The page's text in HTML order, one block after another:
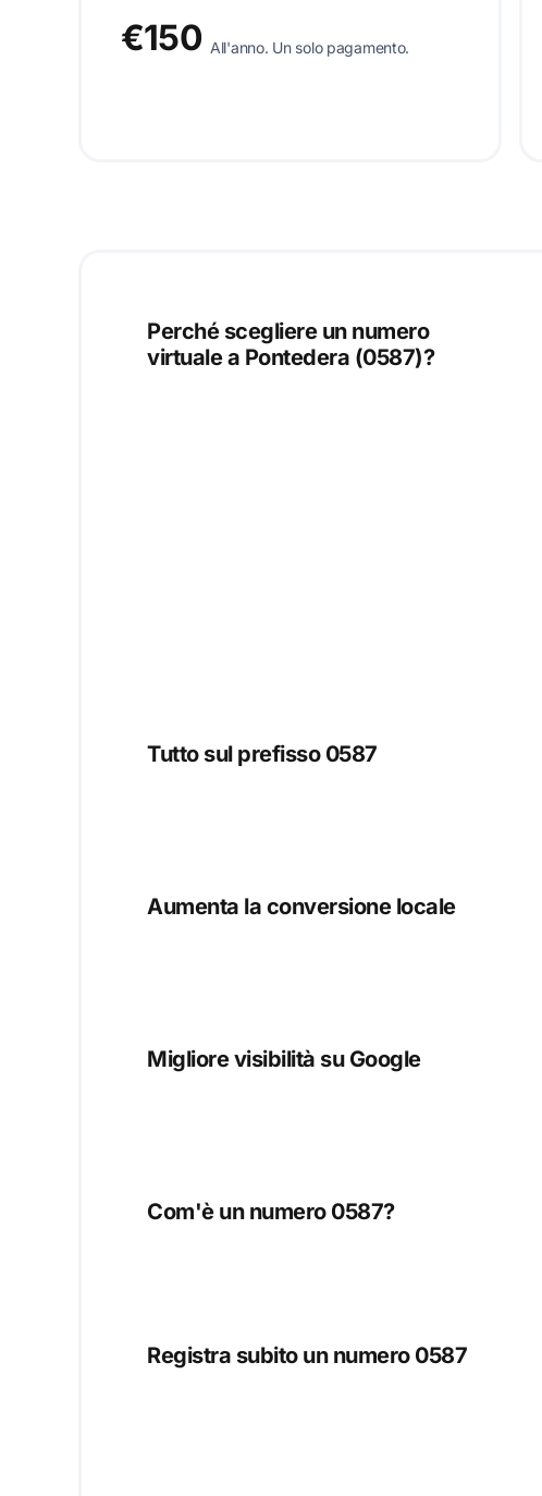
€150 All'anno. Un solo pagamento.
Perché scegliere un numero
virtuale a Pontedera (0587)?
Tutto sul prefisso 0587
Aumenta la conversione locale
Migliore visibilità su Google
Com'è un numero 0587?
Registra subito un numero 0587